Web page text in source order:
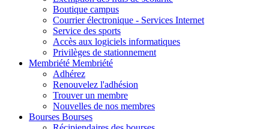
Boutique campus
Courrier électronique - Services Internet
Service des sports
Accès aux logiciels informatiques
Privilèges de stationnement
Membriété Membriété
Adhérez
Renouvelez l'adhésion
Trouver un membre
Nouvelles de nos membres
Bourses Bourses